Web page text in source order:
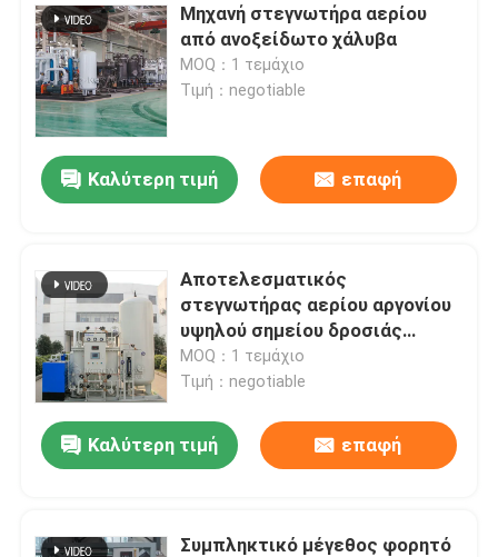
Μηχανή στεγνωτήρα αερίου
από ανοξείδωτο χάλυβα
MOQ：1 τεμάχιο
Τιμή：negotiable
Καλύτερη τιμή επαφή
Αποτελεσματικός
στεγνωτήρας αερίου αργονίου
υψηλού σημείου δροσιάς
χαμηλή κατανάλωση ενέργειας
MOQ：1 τεμάχιο
Τιμή：negotiable
Καλύτερη τιμή επαφή
Συμπληκτικό μέγεθος φορητό